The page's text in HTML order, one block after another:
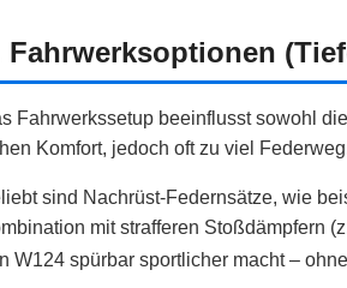
Fahrwerksoptionen
Fahrwerkssetup beeinflusst sowohl
Komfort, jedoch oft zu viel
sind Nachrüst‑Federnsätze, wie
mit strafferen Stoßdämpfern
W124 spürbar sportlicher macht –